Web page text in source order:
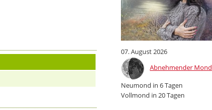
07. August 2026
Abnehmender Mond
Neumond in 6 Tagen
Vollmond in 20 Tagen